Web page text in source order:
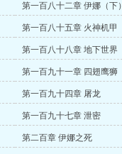
第一百八十二章 伊娜（下）
第一百八十五章 火神机甲
第一百八十八章 地下世界
第一百九十一章 四翅鹰狮
第一百九十四章 屠龙
第一百九十七章 泄密
第二百章 伊娜之死